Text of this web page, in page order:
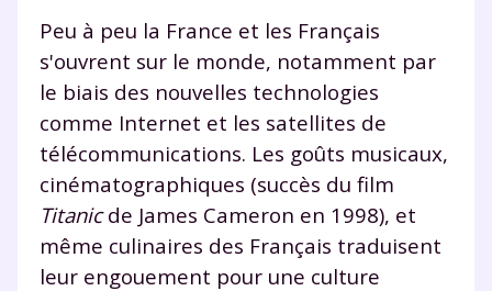
Peu à peu la France et les Français
s'ouvrent sur le monde, notamment par
le biais des nouvelles technologies
comme Internet et les satellites de
télécommunications. Les goûts musicaux,
cinématographiques (succès du film
Titanicde James Cameron en 1998), et
même culinaires des Français traduisent
leur engouement pour une culture
Fermer
Envie de progresser